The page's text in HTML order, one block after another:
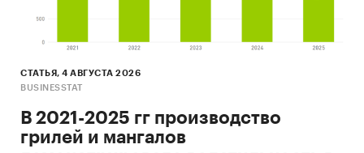
Рейтинги предприятий отрасли розничной
выручке от продаж:
М Стиль, Оро, Регент Голд, СВ Ритейл,
Солнечный свет, Столица Даймонд,
СТАТЬЯ, 4 АВГУСТА 2026
BUSINESSTAT
В 2021-2025 гг производство
грилей и мангалов